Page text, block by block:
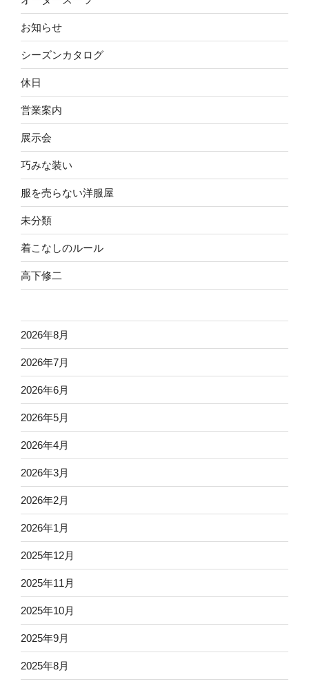
お知らせ
シーズンカタログ
休日
営業案内
展示会
巧みな装い
服を売らない洋服屋
未分類
着こなしのルール
高下修二
2026年8月
2026年7月
2026年6月
2026年5月
2026年4月
2026年3月
2026年2月
2026年1月
2025年12月
2025年11月
2025年10月
2025年9月
2025年8月